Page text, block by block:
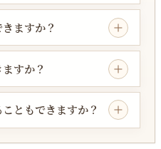
ますか？
すか？
ともできますか？